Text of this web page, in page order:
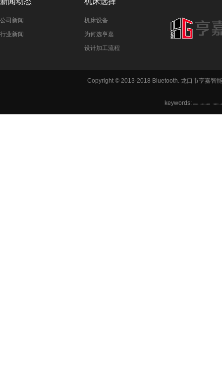
公司新闻
行业新闻
机床设备
为何选亨嘉
设计加工流程
Copyright © 2013-2018 Bluetooth. 龙口市亨嘉智
keywords: